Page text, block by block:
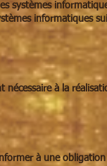
systèmes
informatiques
à la
à une